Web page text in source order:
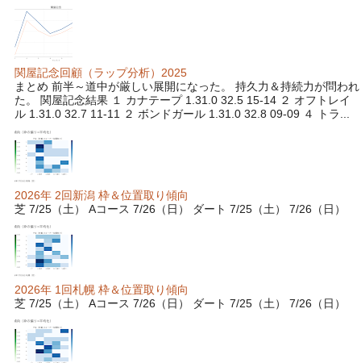
関屋記念回顧（ラップ分析）2025
まとめ 前半～道中が厳しい展開になった。 持久力＆持続力が問われ
た。 関屋記念結果 １ カナテープ 1.31.0 32.5 15-14 ２ オフトレイ
ル 1.31.0 32.7 11-11 ２ ボンドガール 1.31.0 32.8 09-09 ４ トラ...
2026年 2回新潟 枠＆位置取り傾向
芝 7/25（土） Aコース 7/26（日） ダート 7/25（土） 7/26（日）
2026年 1回札幌 枠＆位置取り傾向
芝 7/25（土） Aコース 7/26（日） ダート 7/25（土） 7/26（日）